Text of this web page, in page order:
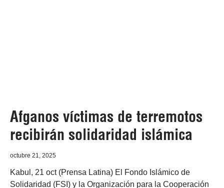
Afganos víctimas de terremotos
recibirán solidaridad islámica
octubre 21, 2025
Kabul, 21 oct (Prensa Latina) El Fondo Islámico de
Solidaridad (FSI) y la Organización para la Cooperación